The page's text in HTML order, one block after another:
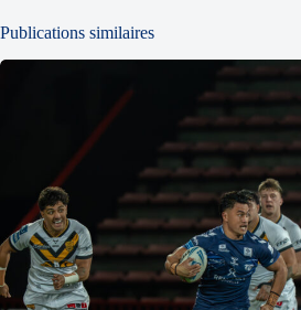
Publications similaires